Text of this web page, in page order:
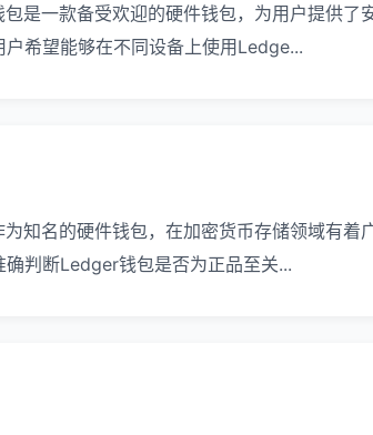
是一款备受欢迎的硬件钱包，为用户提供了
希望能够在不同设备上使用Ledge...
知名的硬件钱包，在加密货币存储领域有着
判断Ledger钱包是否为正品至关...